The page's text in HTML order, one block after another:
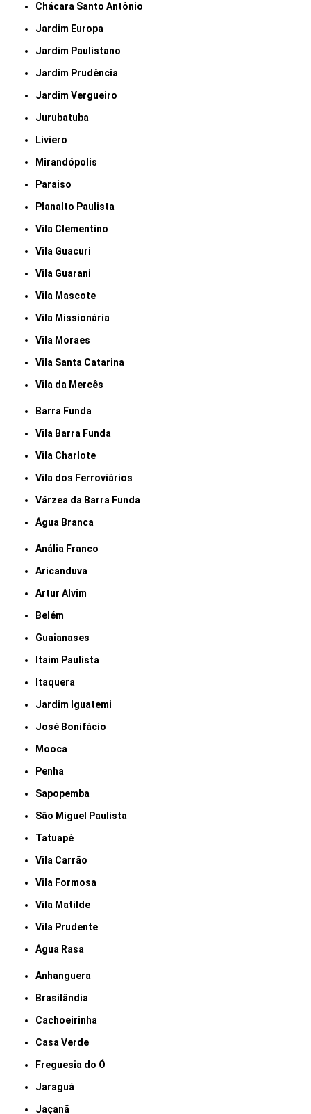
Chácara Santo Antônio
Jardim Europa
Jardim Paulistano
Jardim Prudência
Jardim Vergueiro
Jurubatuba
Liviero
Mirandópolis
Paraiso
Planalto Paulista
Vila Clementino
Vila Guacuri
Vila Guarani
Vila Mascote
Vila Missionária
Vila Moraes
Vila Santa Catarina
Vila da Mercês
Barra Funda
Vila Barra Funda
Vila Charlote
Vila dos Ferroviários
Várzea da Barra Funda
Água Branca
Anália Franco
Aricanduva
Artur Alvim
Belém
Guaianases
Itaim Paulista
Itaquera
Jardim Iguatemi
José Bonifácio
Mooca
Penha
Sapopemba
São Miguel Paulista
Tatuapé
Vila Carrão
Vila Formosa
Vila Matilde
Vila Prudente
Água Rasa
Anhanguera
Brasilândia
Cachoeirinha
Casa Verde
Freguesia do Ó
Jaraguá
Jaçanã